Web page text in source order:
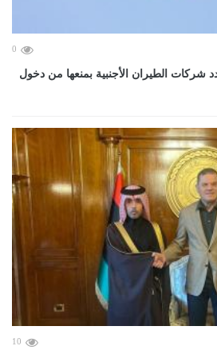
0
شركات الطيران الأجنبية بمنعها من دخول
10